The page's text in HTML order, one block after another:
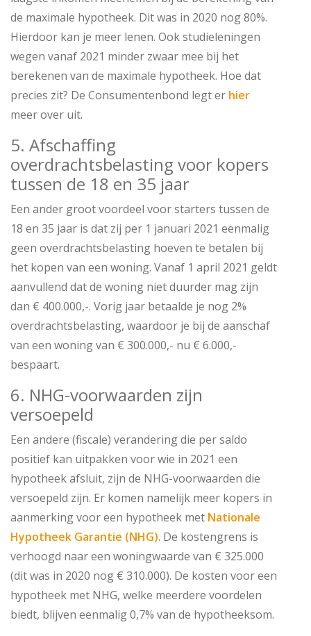
de maximale hypotheek. Dit was in 2020 nog 80%.
Hierdoor kan je meer lenen. Ook studieleningen
wegen vanaf 2021 minder zwaar mee bij het
berekenen van de maximale hypotheek. Hoe dat
precies zit? De Consumentenbond legt er hier
meer over uit.
5. Afschaffing
overdrachtsbelasting voor kopers
tussen de 18 en 35 jaar
Een ander groot voordeel voor starters tussen de
18 en 35 jaar is dat zij per 1 januari 2021 eenmalig
geen overdrachtsbelasting hoeven te betalen bij
het kopen van een woning. Vanaf 1 april 2021 geldt
aanvullend dat de woning niet duurder mag zijn
dan € 400.000,-. Vorig jaar betaalde je nog 2%
overdrachtsbelasting, waardoor je bij de aanschaf
van een woning van € 300.000,- nu € 6.000,-
bespaart.
6. NHG-voorwaarden zijn
versoepeld
Een andere (fiscale) verandering die per saldo
positief kan uitpakken voor wie in 2021 een
hypotheek afsluit, zijn de NHG-voorwaarden die
versoepeld zijn. Er komen namelijk meer kopers in
aanmerking voor een hypotheek met Nationale
Hypotheek Garantie (NHG). De kostengrens is
verhoogd naar een woningwaarde van € 325.000
(dit was in 2020 nog € 310.000). De kosten voor een
hypotheek met NHG, welke meerdere voordelen
biedt, blijven eenmalig 0,7% van de hypotheeksom.